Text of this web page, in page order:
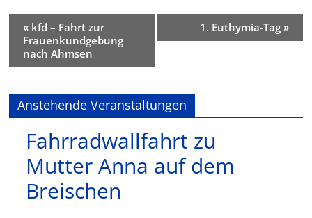
« kfd – Fahrt zur
Frauenkundgebung
nach Ahmsen
1. Euthymia-Tag »
Anstehende Veranstaltungen
Fahrradwallfahrt zu
Mutter Anna auf dem
Breischen